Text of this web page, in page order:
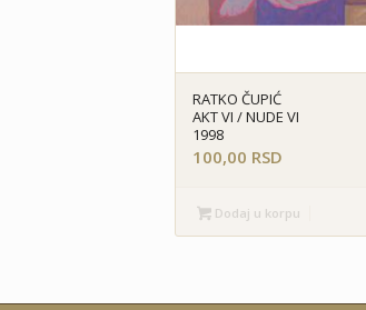
RATKO ČUPIĆ
AKT VI / NUDE VI
1998
100,00 RSD
Dodaj u korpu